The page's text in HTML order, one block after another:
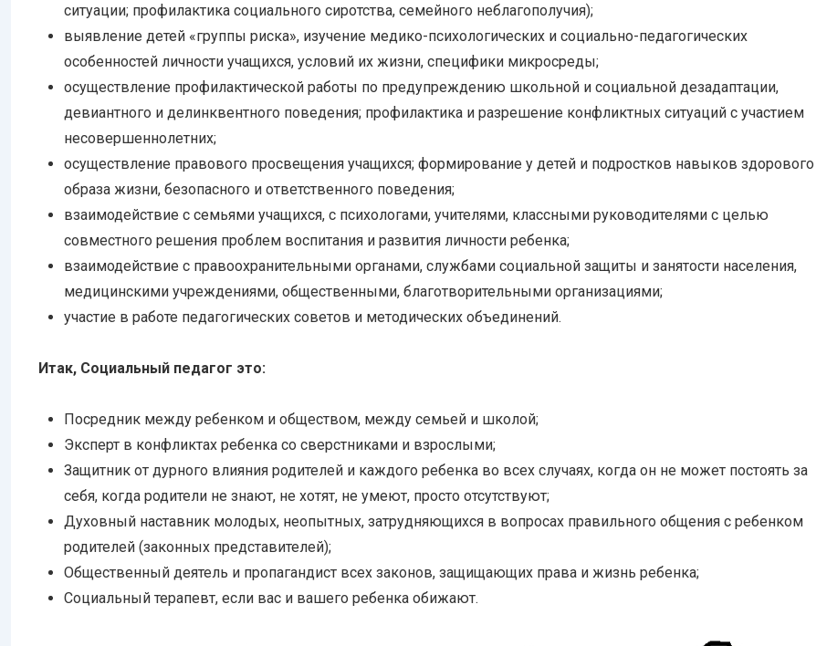
ситуации; профилактика социального сиротства, семейного неблагополучия);
выявление детей «группы риска», изучение медико-психологических и социально-педагогических
особенностей личности учащихся, условий их жизни, специфики микросреды;
осуществление профилактической работы по предупреждению школьной и социальной дезадаптации,
девиантного и делинквентного поведения; профилактика и разрешение конфликтных ситуаций с участием
несовершеннолетних;
осуществление правового просвещения учащихся; формирование у детей и подростков навыков здорового
образа жизни, безопасного и ответственного поведения;
взаимодействие с семьями учащихся, с психологами, учителями, классными руководителями с целью
совместного решения проблем воспитания и развития личности ребенка;
взаимодействие с правоохранительными органами, службами социальной защиты и занятости населения,
медицинскими учреждениями, общественными, благотворительными организациями;
участие в работе педагогических советов и методических объединений.
Итак, Социальный педагог это:
Посредник между ребенком и обществом, между семьей и школой;
Эксперт в конфликтах ребенка со сверстниками и взрослыми;
Защитник от дурного влияния родителей и каждого ребенка во всех случаях, когда он не может постоять за
себя, когда родители не знают, не хотят, не умеют, просто отсутствуют;
Духовный наставник молодых, неопытных, затрудняющихся в вопросах правильного общения с ребенком
родителей (законных представителей);
Общественный деятель и пропагандист всех законов, защищающих права и жизнь ребенка;
Социальный терапевт, если вас и вашего ребенка обижают.